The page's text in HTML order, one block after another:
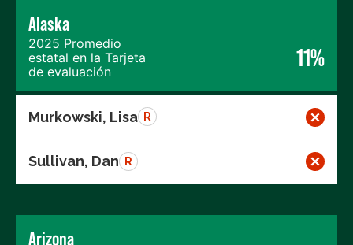
Alaska
2025 Promedio
estatal en la Tarjeta
de evaluación
11%
Murkowski, Lisa R
Sullivan, Dan R
Arizona